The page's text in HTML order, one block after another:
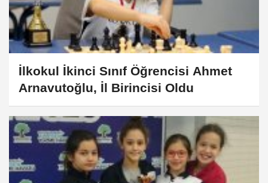
İlkokul İkinci Sınıf Öğrencisi Ahmet
Arnavutoğlu, İl Birincisi Oldu